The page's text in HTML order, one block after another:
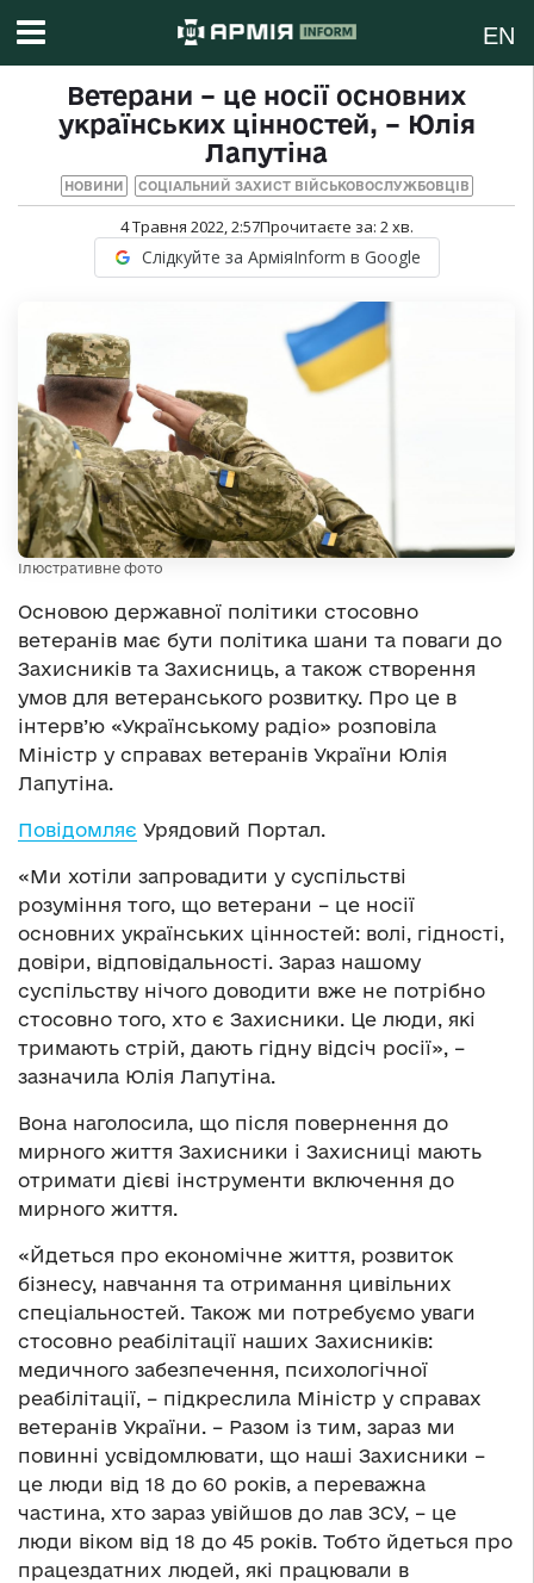
EN
Ветерани – це носії основних
українських цінностей, – Юлія
Лапутіна
НОВИНИ СОЦІАЛЬНИЙ ЗАХИСТ ВІЙСЬКОВОСЛУЖБОВЦІВ
4 Травня 2022, 2:57Прочитаєте за: 2хв.
Слідкуйте за АрміяInform в Google
Ілюстративне фото
Основою державної політики стосовно
ветеранів має бути політика шани та поваги до
Захисників та Захисниць, а також створення
умов для ветеранського розвитку. Про це в
інтерв’ю «Українському радіо» розповіла
Міністр у справах ветеранів України Юлія
Лапутіна.
Повідомляє Урядовий Портал.
«Ми хотіли запровадити у суспільстві
розуміння того, що ветерани – це носії
основних українських цінностей: волі, гідності,
довіри, відповідальності. Зараз нашому
суспільству нічого доводити вже не потрібно
стосовно того, хто є Захисники. Це люди, які
тримають стрій, дають гідну відсіч росії», –
зазначила Юлія Лапутіна.
Вона наголосила, що після повернення до
мирного життя Захисники і Захисниці мають
отримати дієві інструменти включення до
мирного життя.
«Йдеться про економічне життя, розвиток
бізнесу, навчання та отримання цивільних
спеціальностей. Також ми потребуємо уваги
стосовно реабілітації наших Захисників:
медичного забезпечення, психологічної
реабілітації, – підкреслила Міністр у справах
ветеранів України. – Разом із тим, зараз ми
повинні усвідомлювати, що наші Захисники –
це люди від 18 до 60 років, а переважна
частина, хто зараз увійшов до лав ЗСУ, – це
люди віком від 18 до 45 років. Тобто йдеться про
працездатних людей, які працювали в